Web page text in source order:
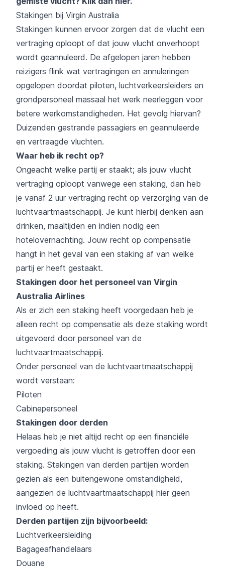
Stakingen bij Virgin Australia
Stakingen kunnen ervoor zorgen dat de vlucht een
vertraging oploopt of dat jouw vlucht onverhoopt
wordt geannuleerd. De afgelopen jaren hebben
reizigers flink wat vertragingen en annuleringen
opgelopen doordat piloten, luchtverkeersleiders en
grondpersoneel massaal het werk neerleggen voor
betere werkomstandigheden. Het gevolg hiervan?
Duizenden gestrande passagiers en geannuleerde
en vertraagde vluchten.
Waar heb ik recht op?
Ongeacht welke partij er staakt; als jouw vlucht
vertraging oploopt vanwege een staking, dan heb
je vanaf 2 uur vertraging recht op verzorging van de
luchtvaartmaatschappij. Je kunt hierbij denken aan
drinken, maaltijden en indien nodig een
hotelovernachting. Jouw recht op compensatie
hangt in het geval van een staking af van welke
partij er heeft gestaakt.
Stakingen door het personeel van Virgin
Australia Airlines
Als er zich een staking heeft voorgedaan heb je
alleen recht op compensatie als deze staking wordt
uitgevoerd door personeel van de
luchtvaartmaatschappij.
Onder personeel van de luchtvaartmaatschappij
wordt verstaan:
Piloten
Cabinepersoneel
Stakingen door derden
Helaas heb je niet altijd recht op een financiële
vergoeding als jouw vlucht is getroffen door een
staking. Stakingen van derden partijen worden
gezien als een buitengewone omstandigheid,
aangezien de luchtvaartmaatschappij hier geen
invloed op heeft.
Derden partijen zijn bijvoorbeeld:
Luchtverkeersleiding
Bagageafhandelaars
Douane